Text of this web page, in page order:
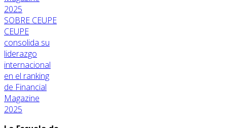
SOBRE CEUPE
CEUPE
consolida su
liderazgo
internacional
en el ranking
de Financial
Magazine
2025